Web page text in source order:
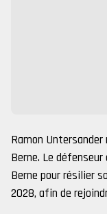
Ramon
Berne. Le
Berne pour résilier
2028, afin de